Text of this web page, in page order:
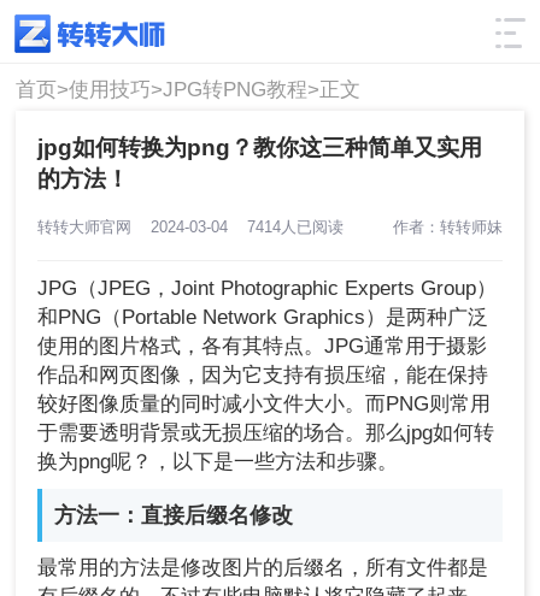
使用技巧 筛选
首页>使用技巧>JPG转PNG教程>正文
jpg如何转换为png？教你这三种简单又实用
的方法！
转转大师官网 2024-03-04 7414人已阅读 作者：转转师妹
JPG（JPEG，Joint Photographic Experts Group）
和PNG（Portable Network Graphics）是两种广泛
使用的图片格式，各有其特点。JPG通常用于摄影
作品和网页图像，因为它支持有损压缩，能在保持
较好图像质量的同时减小文件大小。而PNG则常用
于需要透明背景或无损压缩的场合。那么jpg如何转
换为png呢？，以下是一些方法和步骤。
方法一：直接后缀名修改
最常用的方法是修改图片的后缀名，所有文件都是